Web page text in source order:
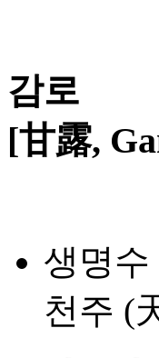
감로
[甘露,
생명
천주 (